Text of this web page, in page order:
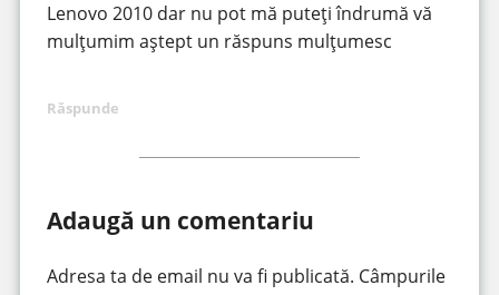
Lenovo 2010 dar nu pot mă puteți îndrumă vă
mulțumim aștept un răspuns mulțumesc
Răspunde
Adaugă un comentariu
Adresa ta de email nu va fi publicată. Câmpurile